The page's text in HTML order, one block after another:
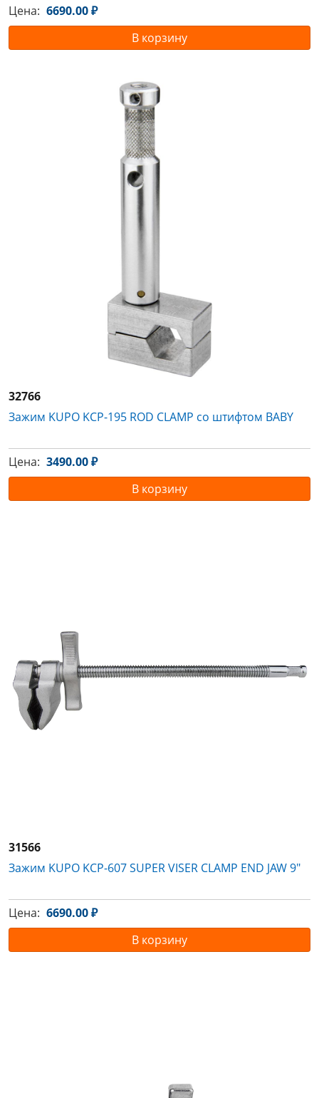
Цена: 6690.00 ₽
В корзину
32766
Зажим KUPO KCP-195 ROD CLAMP со штифтом BABY
Цена: 3490.00 ₽
В корзину
31566
Зажим KUPO KCP-607 SUPER VISER CLAMP END JAW 9"
Цена: 6690.00 ₽
В корзину